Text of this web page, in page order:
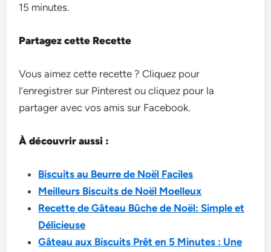
15 minutes.
Partagez cette Recette
Vous aimez cette recette ? Cliquez pour
l’enregistrer sur Pinterest ou cliquez pour la
partager avec vos amis sur Facebook.
À découvrir aussi :
Biscuits au Beurre de Noël Faciles
Meilleurs Biscuits de Noël Moelleux
Recette de Gâteau Bûche de Noël: Simple et
Délicieuse
Gâteau aux Biscuits Prêt en 5 Minutes : Une